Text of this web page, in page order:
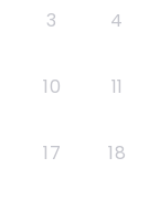
3 4
10 11
17 18